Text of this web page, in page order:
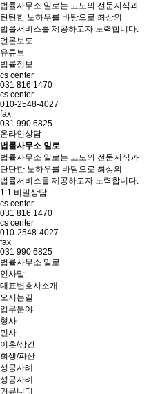
법률사무소 일로는 고도의 전문지식과
탄탄한 노하우를 바탕으로 최상의
법률서비스를 제공하고자 노력합니다.
언론보도
유튜브
법률정보
cs center
031 816 1470
cs center
010-2548-4027
fax
031 990 6825
온라인상담
법률사무소 일로
법률사무소 일로는 고도의 전문지식과
탄탄한 노하우를 바탕으로 최상의
법률서비스를 제공하고자 노력합니다.
1:1 비밀상담
cs center
031 816 1470
cs center
010-2548-4027
fax
031 990 6825
법률사무소 일로
인사말
대표변호사소개
오시는길
업무분야
형사
민사
이혼/상간
회생/파산
성공사례
성공사례
커뮤니티